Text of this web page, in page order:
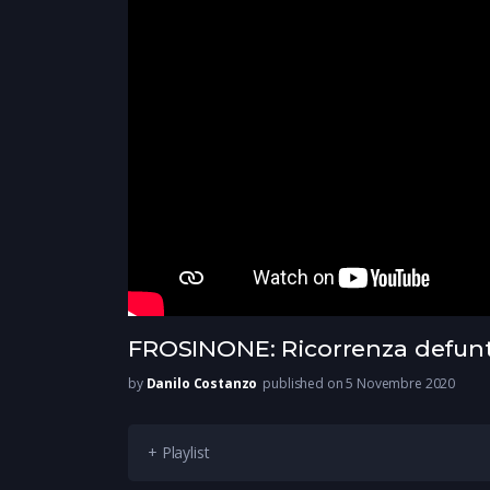
FROSINONE: Ricorrenza
by Danilo Costanzo published on 5 Novembre 2020
+ Playlist